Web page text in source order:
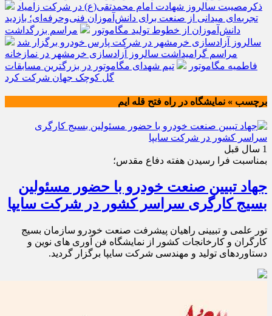
ذکرمصیبت سالروز شهادت امام محمدتقی(ع) در شرکت زامیاد
تجربه‌ای میدانی از صنعت برای دانش‌آموزان فنی‌وحرفه‌ای؛ بازدید
دانش‌آموزان از خطوط تولید مگاموتور
مراسم بزرگداشت
سالروز آزادسازی خرمشهر در شرکت پارس خودرو برگزار شد
مراسم گرامیداشت سالروز آزادسازی خرمشهر در نمازخانه
فاطمیه مگاموتور
تیم شهدای مگاموتور در بزرگترین مسابقات
گل کوچک جهان شرکت کرد
برچسب » نمایشگاه در راه فتح قله ایم
1 سال قبل
بمناسبت فرا رسیدن هفته دفاع مقدس؛
جهاد تبیین صنعت خودرو با حضور مسئولین
بسیج کارگری سراسر کشور در شرکت سایپا
تور علمی و تبیینی راهیان پیشرفت صنعت خودرو سازمان بسیج
کارگران و کارخانجات کشور از نمایشگاه فن آوری های نوین و
دستاوردهای تولید و مهندسی شرکت سایپا برگزار گردید.